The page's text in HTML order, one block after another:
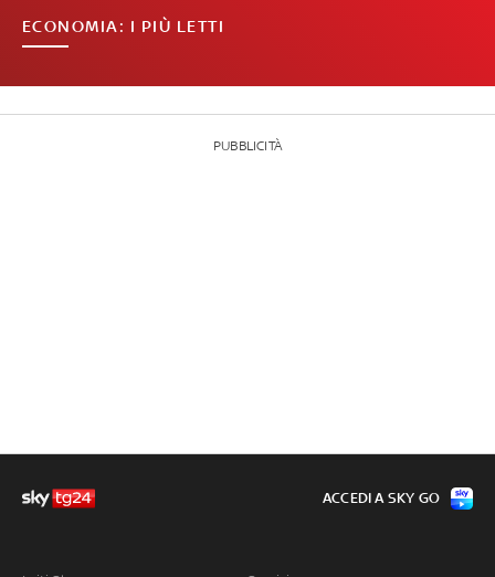
ECONOMIA: I PIÙ LETTI
PUBBLICITÀ
ACCEDI A SKY GO